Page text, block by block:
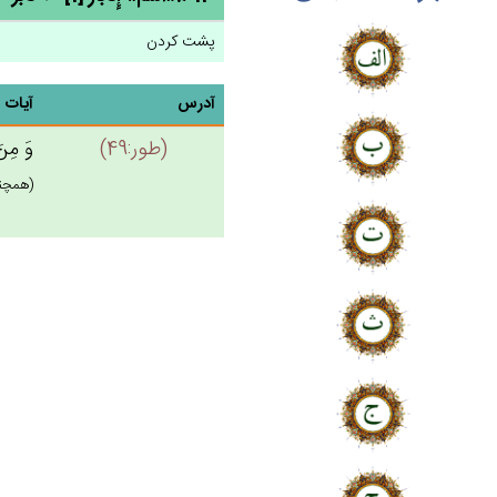
پشت کردن
آدرس آیات
(طور:49) وَ